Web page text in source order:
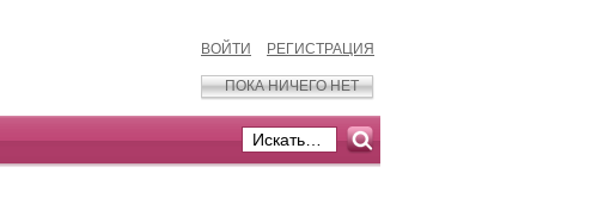
ВОЙТИ РЕГИСТРАЦИЯ
ПОКА НИЧЕГО НЕТ